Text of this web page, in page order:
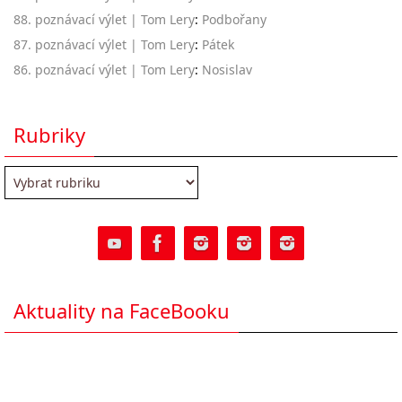
88. poznávací výlet | Tom Lery: Podbořany
87. poznávací výlet | Tom Lery: Pátek
86. poznávací výlet | Tom Lery: Nosislav
Rubriky
Rubriky
Aktuality na FaceBooku